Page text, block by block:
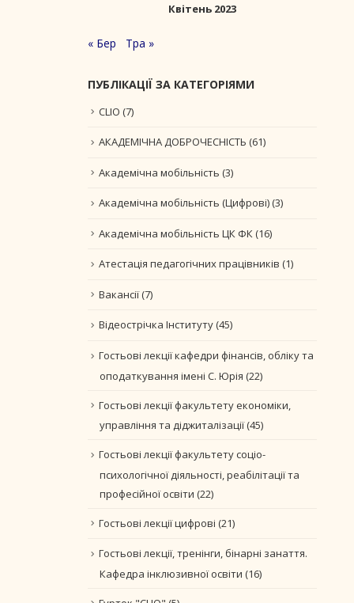
Квітень 2023
« Бер Тра »
ПУБЛІКАЦІЇ ЗА КАТЕГОРІЯМИ
CLIO (7)
АКАДЕМІЧНА ДОБРОЧЕСНІСТЬ (61)
Академічна мобільність (3)
Академічна мобільність (Цифрові)(3)
Академічна мобільність ЦК ФК(16)
Атестація педагогічних працівників (1)
Вакансії(7)
Відеострічка Інституту(45)
Гостьові лекції кафедри фінансів, обліку та
оподаткування імені С. Юрія (22)
Гостьові лекції факультету економіки,
управління та діджиталізації(45)
Гостьові лекції факультету соціо-
психологічної діяльності, реабілітації та
професійної освіти (22)
Гостьові лекції цифрові (21)
Гостьові лекції, тренінги, бінарні занаття.
Кафедра інклюзивної освіти (16)